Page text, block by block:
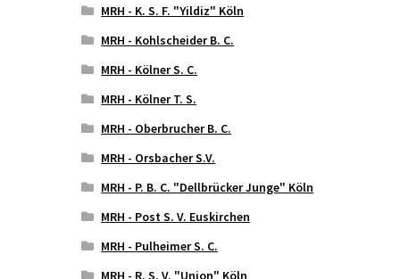
MRH - K. S. F. "Yildiz" Köln
MRH - Kohlscheider B. C.
MRH - Kölner S. C.
MRH - Kölner T. S.
MRH - Oberbrucher B. C.
MRH - Orsbacher S.V.
MRH - P. B. C. "Dellbrücker Junge" Köln
MRH - Post S. V. Euskirchen
MRH - Pulheimer S. C.
MRH - R. S. V. "Union" Köln